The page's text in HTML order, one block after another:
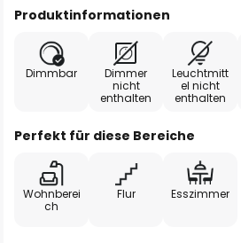
Produktinformationen
Dimmbar
Dimmer
nicht
enthalten
Leuchtmitt
el nicht
enthalten
Perfekt für diese Bereiche
Wohnberei
ch
Flur Esszimmer